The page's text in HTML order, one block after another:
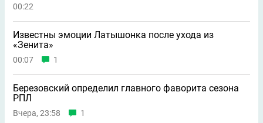
00:22
Известны эмоции Латышонка после ухода из
«Зенита»
00:07 1
Березовский определил главного фаворита сезона
РПЛ
Вчера, 23:58 1